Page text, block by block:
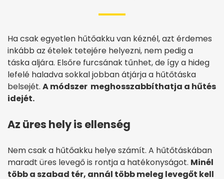
Ha csak egyetlen hűtőakku van kéznél, azt érdemes
inkább az ételek tetejére helyezni, nem pedig a
táska aljára. Elsőre furcsának tűnhet, de így a hideg
lefelé haladva sokkal jobban átjárja a hűtőtáska
belsejét. A módszer meghosszabbíthatja a hűtés
idejét.
Az üres hely is ellenség
Nem csak a hűtőakku helye számít. A hűtőtáskában
maradt üres levegő is rontja a hatékonyságot. Minél
több a szabad tér, annál több meleg levegőt kell